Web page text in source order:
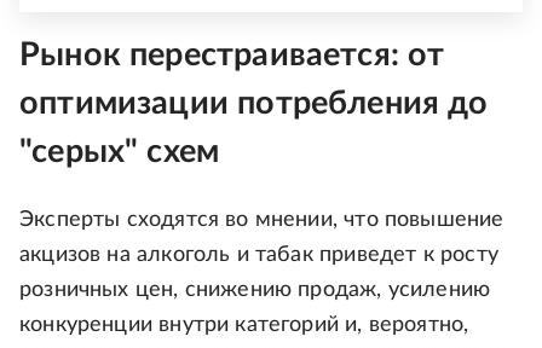
Рынок перестраивается: от
оптимизации потребления до
"серых" схем
Эксперты сходятся во мнении, что повышение
акцизов на алкоголь и табак приведет к росту
розничных цен, снижению продаж, усилению
конкуренции внутри категорий и, вероятно,